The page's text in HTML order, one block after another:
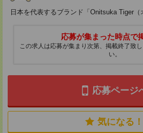
日本を代表するブランド「Onitsuka Tiger（
応募が集まった時点で
この求人は応募が集まり次第、掲載終了致
い。
応募ページ
気になる！